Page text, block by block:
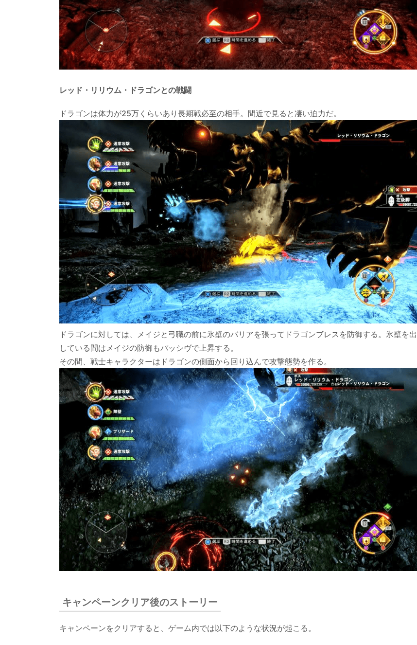
4.
キャ
ンペ
ーン
クリ
ステ
ータ
ス
レッド・リリウム・ドラゴンとの戦闘
ドラゴンは体力が25万くらいあり長期戦必至の相手。間近で見ると凄い迫力だ。
ドラゴンに対しては、メイジと弓職の前に氷壁のバリアを張ってドラゴンブレスを防御する。氷壁を出
している間はメイジの防御もパッシヴで上昇する。
その間、戦士キャラクターはドラゴンの側面から回り込んで攻撃態勢を作る。
キャンペーンクリア後のストーリー
キャンペーンをクリアすると、ゲーム内では以下のような状況が起こる。